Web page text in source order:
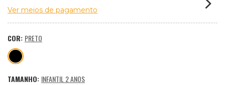
Ver meios de pagamento
COR: PRETO
TAMANHO: INFANTIL 2 ANOS